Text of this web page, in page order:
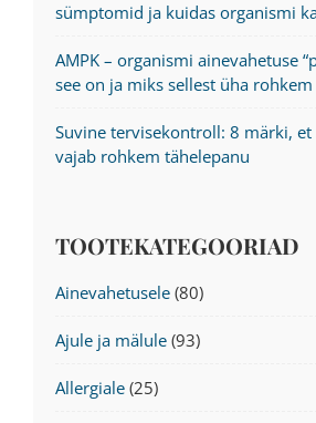
sümptomid ja kuidas organismi
AMPK – organismi ainevahetuse
see on ja miks sellest üha rohkem
Suvine tervisekontroll: 8 märki,
vajab rohkem tähelepanu
TOOTEKATEGOORIAD
Ainevahetusele (80)
Ajule ja mälule (93)
Allergiale (25)